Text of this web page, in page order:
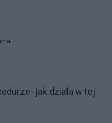
jak działa w tej